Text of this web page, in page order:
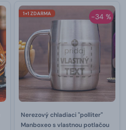
-34 %
1+1 ZDARMA
Nerezový chladiaci "polliter"
Manboxeo s vlastnou potlačou